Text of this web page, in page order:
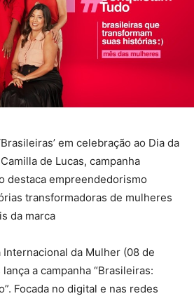
em celebração ao Dia da
de Lucas, campanha
destaca empreendedorismo
transformadoras de mulheres
da marca
Internacional da Mulher (08 de
a campanha “Brasileiras:
Focada no digital e nas redes